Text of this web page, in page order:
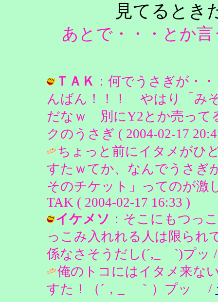
見てるとき
あとで・・・とか
ＴＡＫ ：何でうさぎが・
んばん！！！ やはり「み
だなｗ 別にY2とか売って
クのうさぎ ( 2004-02-17
ちょっと前にイタメがひ
すたｗてか、なんでうさぎ
そのチケット」ってのが激
TAK ( 2004-02-17 16:33 )
イケメソ ：そこにもつっ
っこみ入れれる人は限ら
係なさそうだし(´,_ゝ`)プッ
俺のトコにはイタメ来な
すた！（´，_ゝ｀）プッ /